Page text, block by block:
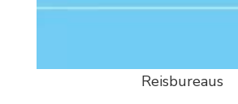
Reisbureaus